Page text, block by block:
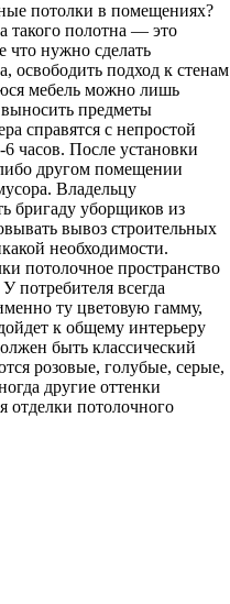
потолки в помещениях?
такого полотна — это
что нужно сделать
освободить подход к стенам
мебель можно лишь
предметы
справятся с непростой
6 часов. После установки
другом помещении
Владельцу
бригаду уборщиков из
вывоз строительных
необходимости.
потолочное пространство
потребителя всегда
ту цветовую гамму,
к общему интерьеру
быть классический
розовые, голубые, серые,
другие оттенки
отделки потолочного